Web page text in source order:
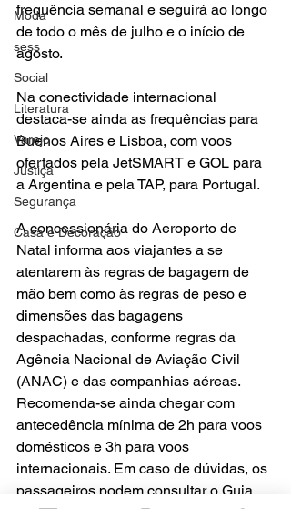
Moda
sess
Social
Literatura
Varejo
Justiça
Segurança
Casa e Decoração
frequência semanal e seguirá ao longo
de todo o mês de julho e o início de
agosto.
Na conectividade internacional
destaca-se ainda as frequências para
Buenos Aires e Lisboa, com voos
ofertados pela JetSMART e GOL para
a Argentina e pela TAP, para Portugal.
A concessionária do Aeroporto de
Natal informa aos viajantes a se
atentarem às regras de bagagem de
mão bem como às regras de peso e
dimensões das bagagens
despachadas, conforme regras da
Agência Nacional de Aviação Civil
(ANAC) e das companhias aéreas.
Recomenda-se ainda chegar com
antecedência mínima de 2h para voos
domésticos e 3h para voos
internacionais. Em caso de dúvidas, os
passageiros podem consultar o Guia